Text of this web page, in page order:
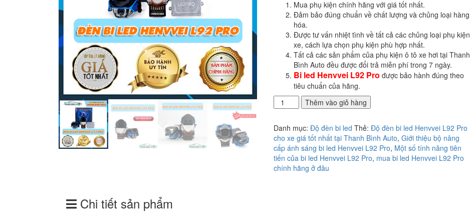
28.500.000₫.là:
28.000.000₫.
Mua phụ kiện chính hãng với giá tốt nhất.
Đảm bảo đúng chuẩn về chất lượng và chủng loại hàng
hóa.
Được tư vấn nhiệt tình về tất cả các chủng loại phụ kiện
xe, cách lựa chọn phụ kiện phù hợp nhất.
Tất cả các sản phẩm của phụ kiện ô tô xe hơi tại Thanh
Bình Auto đều được đổi trả miễn phí trong 7 ngày.
Bi led Henvvei L92 Pro được bảo hành đúng theo
tiêu chuẩn của hãng.
Địa
điểm
đặt
đèn
bi
led
Henvvei
Thêm vào giỏ hàng
Danh mục: Độ đèn bi led Thẻ: Độ đèn bi led Henvvei L92 Pro
cho xe giá tốt nhất tại Thanh Bình Auto, Giới thiệu bộ nâng
cấp ánh sáng bi led Henvvei L92 Pro, Một số tính năng tiên
tiến của bi led Henvvei L92 Pro, mua bi led Henvvei L92 Pro
chính hãng ở đâu
Chi tiết sản phẩm